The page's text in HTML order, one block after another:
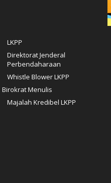
LKPP
Direktorat Jenderal
Perbendaharaan
Whistle Blower LKPP
Birokrat Menulis
Majalah Kredibel LKPP